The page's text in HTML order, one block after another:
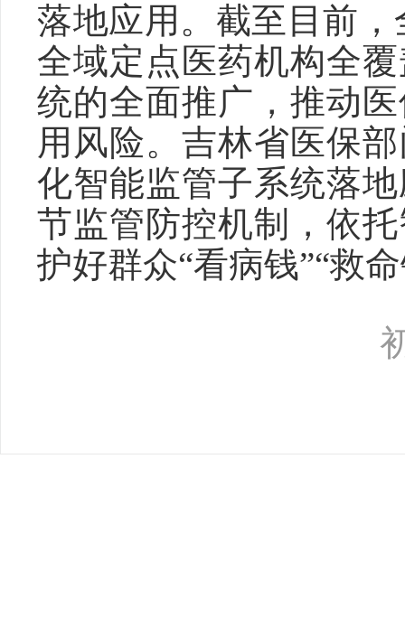
落地应用。截至目前
全域定点医药机构全
统的全面推广，推动
用风险。吉林省医保
化智能监管子系统落
节监管防控机制，依
护好群众“看病钱”“救